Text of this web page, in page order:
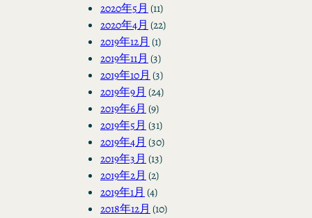
2020年5月 (11)
2020年4月 (22)
2019年12月 (1)
2019年11月 (3)
2019年10月 (3)
2019年9月 (24)
2019年6月 (9)
2019年5月 (31)
2019年4月 (30)
2019年3月 (13)
2019年2月 (2)
2019年1月 (4)
2018年12月 (10)